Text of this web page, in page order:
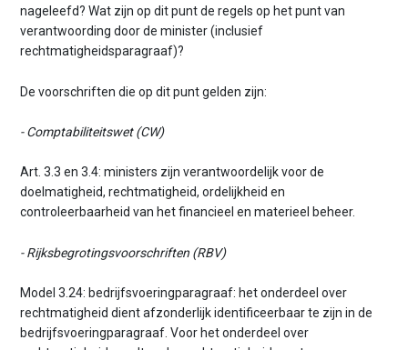
nageleefd? Wat zijn op dit punt de regels op het punt van
verantwoording door de minister (inclusief
rechtmatigheidsparagraaf)?
De voorschriften die op dit punt gelden zijn:
- Comptabiliteitswet (CW)
Art. 3.3 en 3.4: ministers zijn verantwoordelijk voor de
doelmatigheid, rechtmatigheid, ordelijkheid en
controleerbaarheid van het financieel en materieel beheer.
- Rijksbegrotingsvoorschriften (RBV)
Model 3.24: bedrijfsvoeringparagraaf: het onderdeel over
rechtmatigheid dient afzonderlijk identificeerbaar te zijn in de
bedrijfsvoeringparagraaf. Voor het onderdeel over